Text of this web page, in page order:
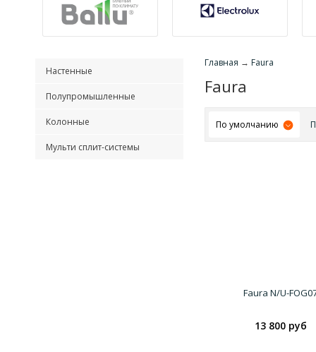
Настенные
Полупромышленные
Колонные
Мульти сплит-системы
Главная → Faura
Faura
По умолчанию
Faura N/U-
13 800 руб